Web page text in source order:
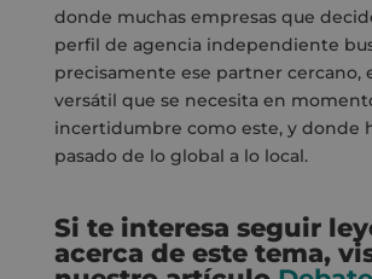
donde muchas empresas que
perfil de agencia independiente
precisamente ese partner cercano,
versátil que se necesita en
incertidumbre como este, y donde
pasado de lo global a lo local.
Si te interesa seguir
acerca de este tema,